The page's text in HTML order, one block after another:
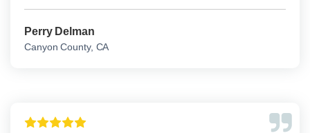
Perry Delman
Canyon County, CA